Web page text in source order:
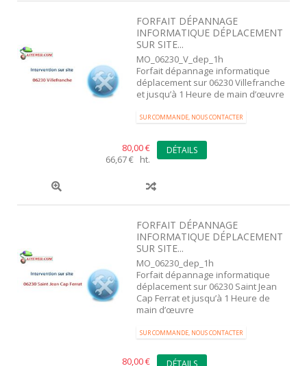
FORFAIT DÉPANNAGE
INFORMATIQUE DÉPLACEMENT
SUR SITE...
MO_06230_V_dep_1h
Forfait dépannage informatique
déplacement sur 06230 Villefranche
et jusqu’à 1 Heure de main d’œuvre
SUR COMMANDE, NOUS CONTACTER
80,00 €
66,67 € ht.
DÉTAILS
FORFAIT DÉPANNAGE
INFORMATIQUE DÉPLACEMENT
SUR SITE...
MO_06230_dep_1h
Forfait dépannage informatique
déplacement sur 06230 Saint Jean
Cap Ferrat et jusqu’à 1 Heure de
main d’œuvre
SUR COMMANDE, NOUS CONTACTER
80,00 €
DÉTAILS